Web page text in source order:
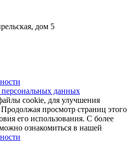
дом 5
данных
cookie, для улучшения
Продолжая просмотр страниц этого
его использования. С более
ознакомиться в нашей